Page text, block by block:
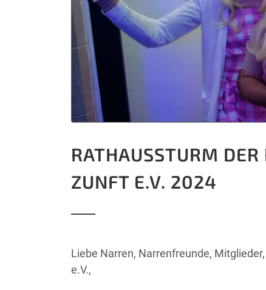
RATHAUSSTURM DER
ZUNFT E.V. 2024
Liebe Narren, Narrenfreunde,
e.V.,